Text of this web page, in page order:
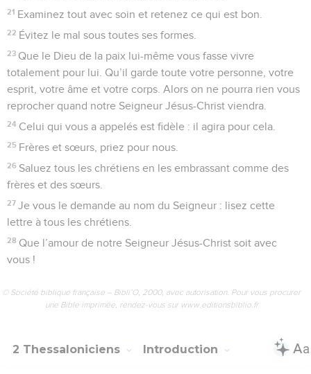
21 Examinez tout avec soin et retenez ce qui est bon.
22 Évitez le mal sous toutes ses formes.
23 Que le Dieu de la paix lui-même vous fasse vivre
totalement pour lui. Qu’il garde toute votre personne, votre
esprit, votre âme et votre corps. Alors on ne pourra rien vous
reprocher quand notre Seigneur Jésus-Christ viendra.
24 Celui qui vous a appelés est fidèle : il agira pour cela.
25 Frères et sœurs, priez pour nous.
26 Saluez tous les chrétiens en les embrassant comme des
frères et des sœurs.
27 Je vous le demande au nom du Seigneur : lisez cette
lettre à tous les chrétiens.
28 Que l’amour de notre Seigneur Jésus-Christ soit avec
vous !
© Société biblique française – Bibli’O, 2000, avec autorisation. Pour vous procurer
une Bible imprimée, rendez-vous sur www.editionsbiblio.fr
2 Thessaloniciens Introduction